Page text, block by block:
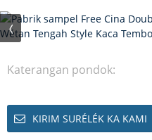
Katerangan pondok:
KIRIM SURÉLÉK KA KAMI